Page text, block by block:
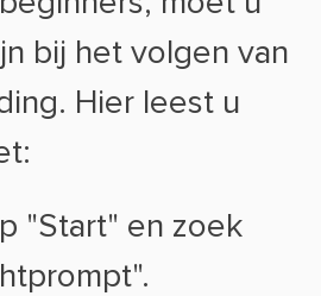
bij het volgen van
Hier leest u
"Start" en zoek